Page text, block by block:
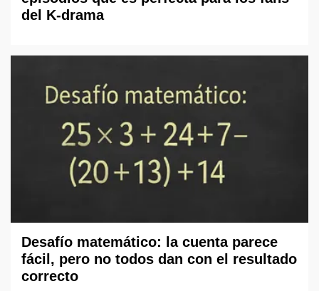
del K-drama
Desafío matemático: la cuenta parece
fácil, pero no todos dan con el resultado
correcto